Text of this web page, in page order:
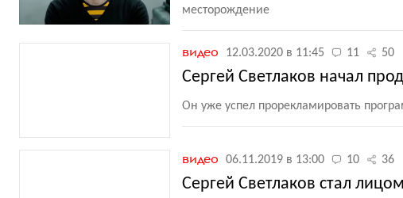
месторождение
видео 12.03.2020 в 11:45 11 50
Сергей Светлаков начал
Он уже успел прорекламировать
видео 06.11.2019 в 13:00 10 36
Сергей Светлаков стал